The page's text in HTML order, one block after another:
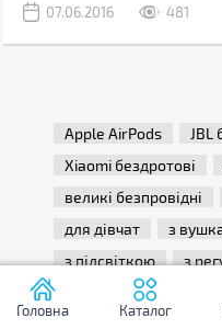
07.06.2016
481
Apple AirPods
JBL
Xiaomi бездротові
великі безпровідні
для дівчат
з
з підсвіткою
з
з управлінням
Головна Каталог